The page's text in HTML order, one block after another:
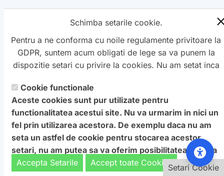
Categoria:Video,Foto,
Copyright ©Petro&
profesionale de creareWebNou. Hai la noi !
Textele si imaginile prezente pe acest site au fost furnizate de
catre proprietarul de domeniu! Pentru orice probleme va rog
sa ne contactati.
Schimba setarile cookie.
Pentru a ne conforma cu noile regulamente privitoare la
GDPR, suntem acum obligati de lege sa va punem la
dispozitie setari cu privire la cookies. Nu am setat inca
schimbati aceste setari mai tarziu, va punem la
dispozitie un buton in coltul de jos al paginii. In orice
caz, va aducem la cunostiinta ca unele cookie sunt intr-
adevar necesare website-ului nostru pentru a functiona,
si nu pot fi dezactivate.Daca nu sunteti de acord cu
aceasta: Va rugam sa nu vizitati acest site.
Cookie functionale
Aceste cookies sunt pur utilizate pentru
functionalitatea acestui site. Nu va urmarim in nici un
fel prin utilizarea acestora. De exemplu daca nu am
seta un astfel de cookie pentru stocarea acestor
setari, nu am putea sa va oferim posibilitatea de a va
afisa acest ecran cu optiuni.
Accepta Setarile Accept toate CookiesSetari Cookie
Setari Cookie